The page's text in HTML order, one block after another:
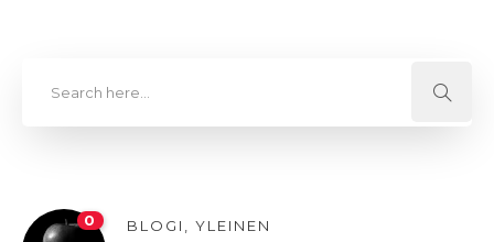
0 BLOGI YLEINEN